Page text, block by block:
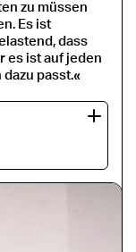
zu müssen
Es ist
dass
es ist auf jeden
passt.«